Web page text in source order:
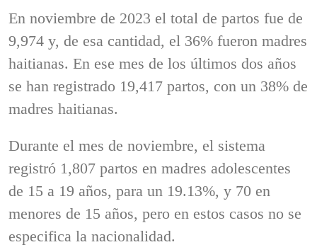
En noviembre de 2023 el total de partos fue de
9,974 y, de esa cantidad, el 36% fueron madres
haitianas. En ese mes de los últimos dos años
se han registrado 19,417 partos, con un 38% de
madres haitianas.
Durante el mes de noviembre, el sistema
registró 1,807 partos en madres adolescentes
de 15 a 19 años, para un 19.13%, y 70 en
menores de 15 años, pero en estos casos no se
especifica la nacionalidad.